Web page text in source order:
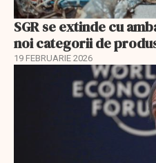
SGR se extinde cu
noi categorii de
19 FEBRUARIE 2026